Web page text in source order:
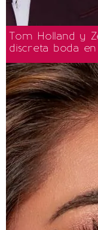
Tom Holland y
discreta boda